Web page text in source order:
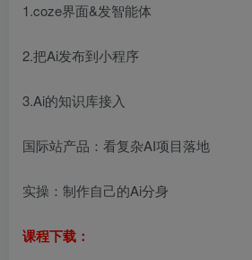
1.coze界面&发智能体
2.把Ai发布到小程序
3.Ai的知识库接入
国际站产品：看复杂AI项目落地
实操：制作自己的Ai分身
课程下载：